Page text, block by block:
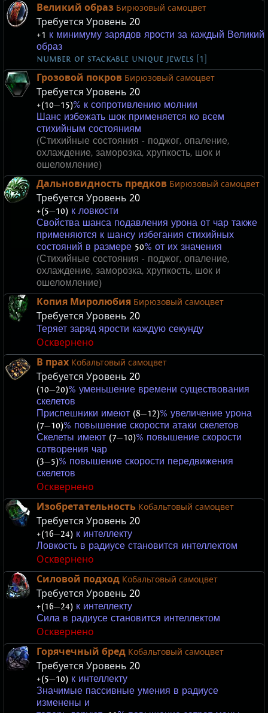
Великий образ Бирюзовый самоцвет
Требуется Уровень 20
+1 к минимуму зарядов ярости за каждый Великий
образ
number of stackable unique jewels [1]
Грозовой покров Бирюзовый самоцвет
Требуется Уровень 20
+(10—15)% к сопротивлению молнии
Шанс избежать шок применяется ко всем
стихийным состояниям
(Стихийные состояния - поджог, опаление,
охлаждение, заморозка, хрупкость, шок и
ошеломление)
Дальновидность предков Бирюзовый самоцвет
Требуется Уровень 20
+(5—10) к ловкости
Свойства шанса подавления урона от чар также
применяются к шансу избегания стихийных
состояний в размере 50% от их значения
(Стихийные состояния - поджог, опаление,
охлаждение, заморозка, хрупкость, шок и
ошеломление)
Копия Миролюбия Бирюзовый самоцвет
Требуется Уровень 20
Теряет заряд ярости каждую секунду
Осквернено
В прах Кобальтовый самоцвет
Требуется Уровень 20
(10—20)% уменьшение времени существования
скелетов
Приспешники имеют (8—12)% увеличение урона
(7—10)% повышение скорости атаки скелетов
Скелеты имеют (7—10)% повышение скорости
сотворения чар
(3—5)% повышение скорости передвижения
скелетов
Осквернено
Изобретательность Кобальтовый самоцвет
Требуется Уровень 20
+(16—24) к интеллекту
Ловкость в радиусе становится интеллектом
Осквернено
Силовой подход Кобальтовый самоцвет
Требуется Уровень 20
+(16—24) к интеллекту
Сила в радиусе становится интеллектом
Осквернено
Горячечный бред Кобальтовый самоцвет
Требуется Уровень 20
+(5—10) к интеллекту
Значимые пассивные умения в радиусе
изменены и